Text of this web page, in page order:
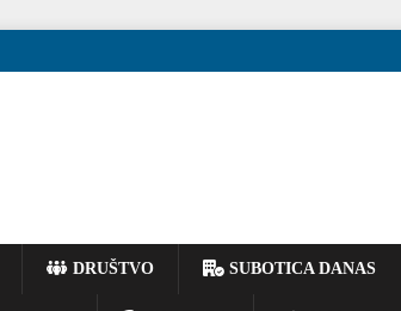
DRUŠTVO SUBOTICA DANAS